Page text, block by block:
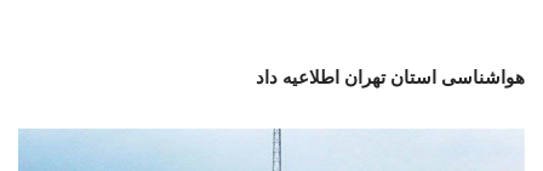
هواشناسی استان تهران اطلاعیه داد